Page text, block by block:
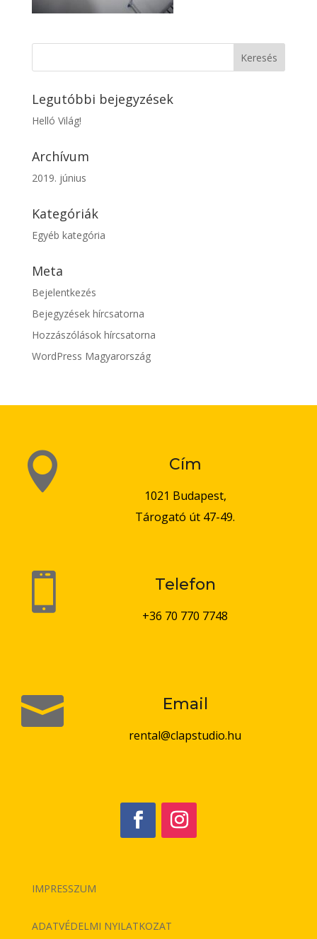
Legutóbbi bejegyzések
Helló Világ!
Archívum
2019. június
Kategóriák
Egyéb kategória
Meta
Bejelentkezés
Bejegyzések hírcsatorna
Hozzászólások hírcsatorna
WordPress Magyarország
 Cím
1021 Budapest,
Tárogató út 47-49.
 Telefon
+36 70 770 7748
 Email
rental@clapstudio.hu
IMPRESSZUM
ADATVÉDELMI NYILATKOZAT